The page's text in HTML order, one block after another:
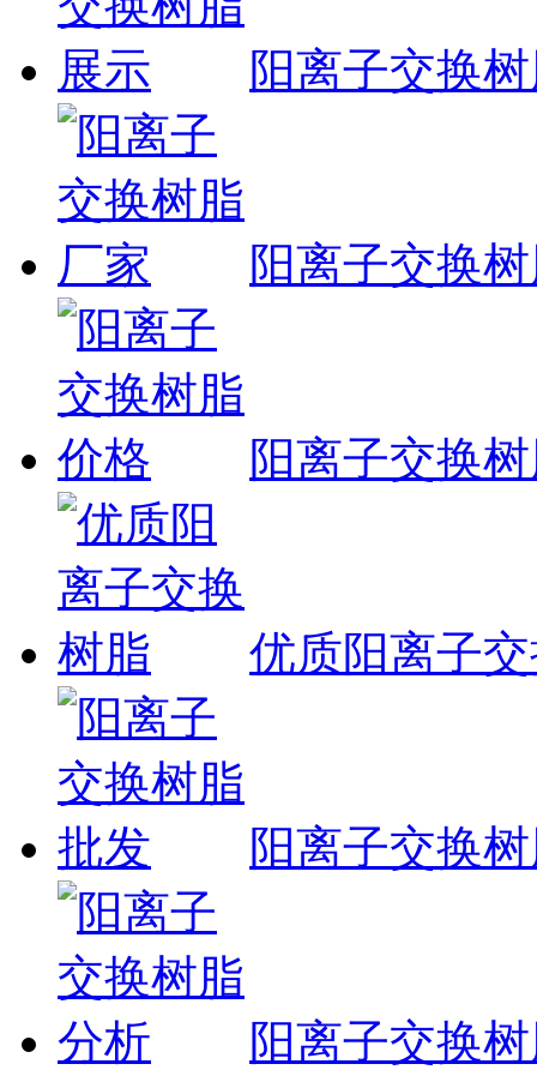
阳离子交换
阳离子交换
阳离子交换
优质阳离子
阳离子交换
阳离子交换